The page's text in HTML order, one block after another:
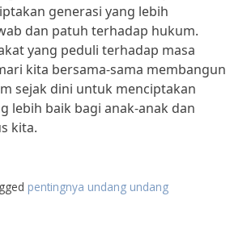
generasi yang lebih
dan patuh terhadap hukum.
yang peduli terhadap masa
kita bersama-sama membangun
sejak dini untuk menciptakan
lebih baik bagi anak-anak dan
kita.
pentingnya undang undang